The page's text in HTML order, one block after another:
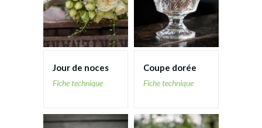
Jour de noces
Fiche technique
Coupe dorée
Fiche technique